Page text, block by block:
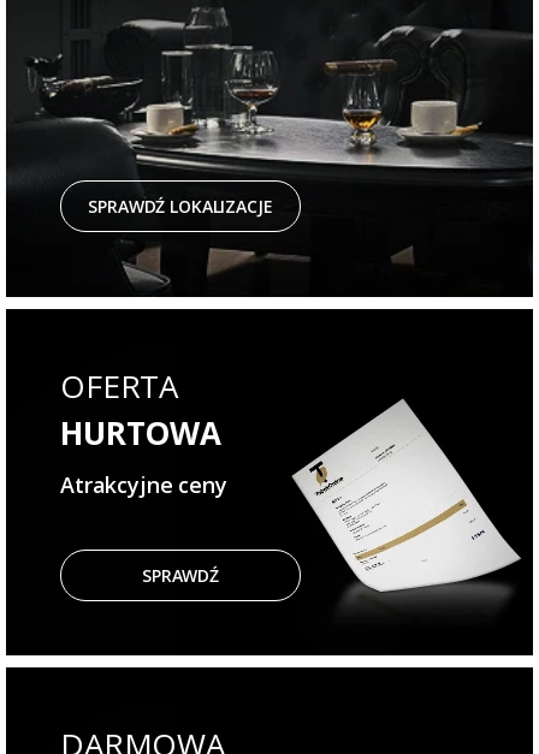
SPRAWDŹ LOKALIZACJE
OFERTA
HURTOWA
Atrakcyjne ceny
SPRAWDŹ
DARMOWA